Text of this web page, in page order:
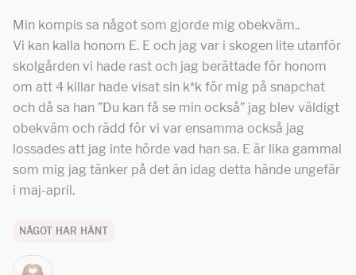
Min kompis sa något som gjorde mig obekväm..
Vi kan kalla honom E. E och jag var i skogen lite utanför
skolgården vi hade rast och jag berättade för honom
om att 4 killar hade visat sin k*k för mig på snapchat
och då sa han ”Du kan få se min också” jag blev väldigt
obekväm och rädd för vi var ensamma också jag
lossades att jag inte hörde vad han sa. E är lika gammal
som mig jag tänker på det än idag detta hände ungefär
i maj-april.
NÅGOT HAR HÄNT